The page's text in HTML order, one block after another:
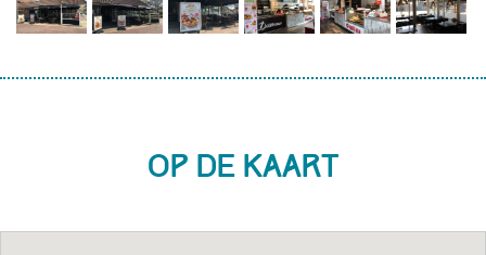
Op de kaart